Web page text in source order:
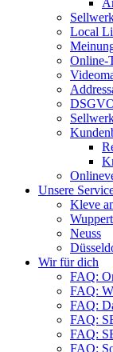
Local
Online-
Unsere
Kleve
Neuss
Wir für dich
FAQ:
FAQ:
FAQ:
FAQ:
FAQ:
FAQ: